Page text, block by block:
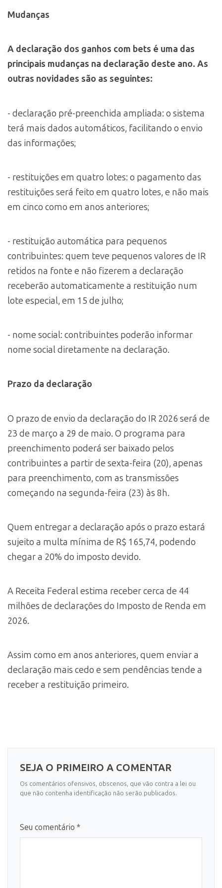
Mudanças
A declaração dos ganhos com bets é uma das
principais mudanças na declaração deste ano. As
outras novidades são as seguintes:
- declaração pré-preenchida ampliada: o sistema
terá mais dados automáticos, facilitando o envio
das informações;
- restituições em quatro lotes: o pagamento das
restituições será feito em quatro lotes, e não mais
em cinco como em anos anteriores;
- restituição automática para pequenos
contribuintes: quem teve pequenos valores de IR
retidos na fonte e não fizerem a declaração
receberão automaticamente a restituição num
lote especial, em 15 de julho;
- nome social: contribuintes poderão informar
nome social diretamente na declaração.
Prazo da declaração
O prazo de envio da declaração do IR 2026 será de
23 de março a 29 de maio. O programa para
preenchimento poderá ser baixado pelos
contribuintes a partir de sexta-feira (20), apenas
para preenchimento, com as transmissões
começando na segunda-feira (23) às 8h.
Quem entregar a declaração após o prazo estará
sujeito a multa mínima de R$ 165,74, podendo
chegar a 20% do imposto devido.
A Receita Federal estima receber cerca de 44
milhões de declarações do Imposto de Renda em
2026.
Assim como em anos anteriores, quem enviar a
declaração mais cedo e sem pendências tende a
receber a restituição primeiro.
SEJA O PRIMEIRO A COMENTAR
Os comentários ofensivos, obscenos, que vão contra a lei ou
que não contenha identificação não serão publicados.
Seu comentário *